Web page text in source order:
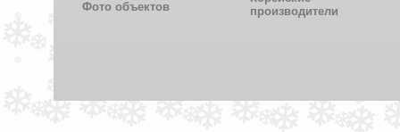
Фото объектов
производители